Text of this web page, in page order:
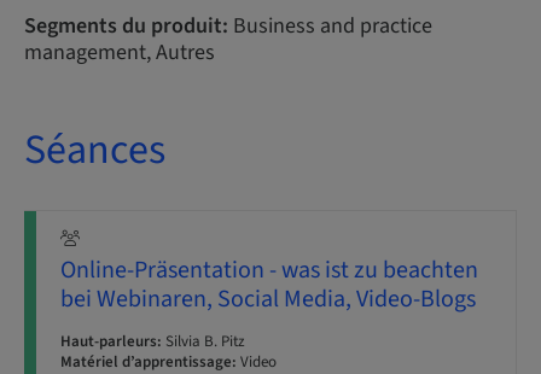
Segments du produit: Business and practice
management, Autres
Séances
Online-Präsentation - was ist zu beachten
bei Webinaren, Social Media, Video-Blogs
Haut-parleurs: Silvia B. Pitz
Matériel d’apprentissage: Video